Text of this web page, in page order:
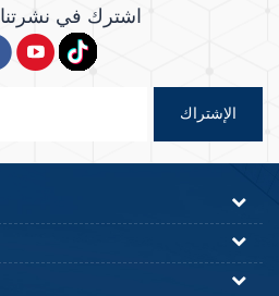
اشترك في نشرتنا
الإشتراك